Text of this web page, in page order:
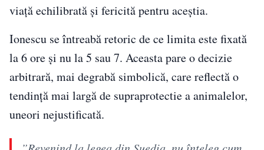
viață echilibrată și fericită pentru aceștia.
Ionescu se întreabă retoric de ce limita este fixată
la 6 ore și nu la 5 sau 7. Aceasta pare o decizie
arbitrară, mai degrabă simbolică, care reflectă o
tendință mai largă de supraprotectie a animalelor,
uneori nejustificată.